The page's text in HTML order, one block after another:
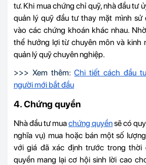
tư. Khi mua chứng chỉ quỹ, nhà đầu tư
quản lý quỹ đầu tư thay mặt mình sử
vào các chứng khoán khác nhau.
thể hưởng lợi từ chuyên môn và kinh
quản lý quỹ chuyên nghiệp.
>>> Xem thêm:Chi tiết cách đầu
người mới bắt đầu
4. Chứng quyền
Nhà đầu tư muachứng quyềnsẽ có
nghĩa vụ) mua hoặc bán một số
với giá đã xác định trước trong thời
quyền mang lại cơ hội sinh lời cao